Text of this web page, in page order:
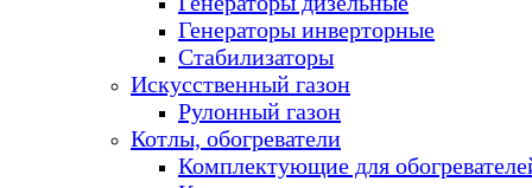
Генераторы инверторные
Стабилизаторы
Искусственный газон
Рулонный газон
Котлы, обогреватели
Комплектующие для